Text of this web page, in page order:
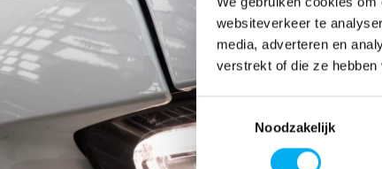
websiteverkeer te
media, adverteren en
verstrekt of die ze
Noodzakelijk